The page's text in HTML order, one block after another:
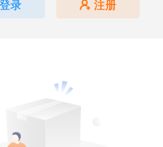
登录 注册